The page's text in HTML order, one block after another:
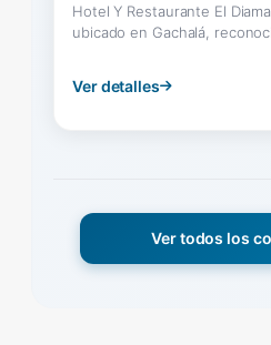
Hotel Y Restaurante El
ubicado en Gachalá,
Ver detalles
Ver todos los